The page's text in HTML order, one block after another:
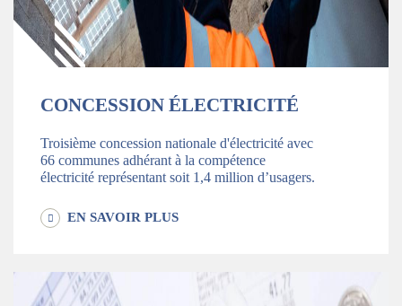
CONCESSION ÉLECTRICITÉ
Troisième concession nationale d'électricité avec
66 communes adhérant à la compétence
électricité représentant soit 1,4 million d’usagers.
EN SAVOIR PLUS